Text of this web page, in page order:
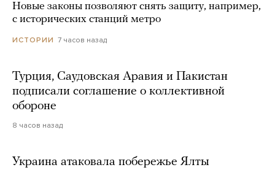
Новые законы позволяют снять защиту, например,
с исторических станций метро
ИСТОРИИ 7 часов назад
Турция, Саудовская Аравия и Пакистан
подписали соглашение о коллективной
обороне
8 часов назад
Украина атаковала побережье Ялты